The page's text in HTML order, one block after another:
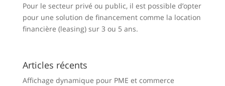
Pour le secteur privé ou public, il est possible d’opter
pour une solution de financement comme la location
financière (leasing) sur 3 ou 5 ans.
Articles récents
Affichage dynamique pour PME et commerce